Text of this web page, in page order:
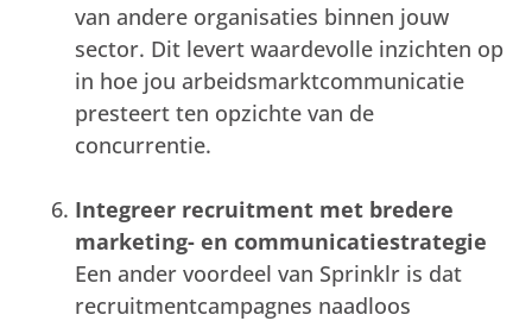
van andere organisaties binnen jouw
sector. Dit levert waardevolle inzichten op
in hoe jou arbeidsmarktcommunicatie
presteert ten opzichte van de
concurrentie.
Integreer recruitment met bredere
marketing- en communicatiestrategie
Een ander voordeel van Sprinklr is dat
recruitmentcampagnes naadloos